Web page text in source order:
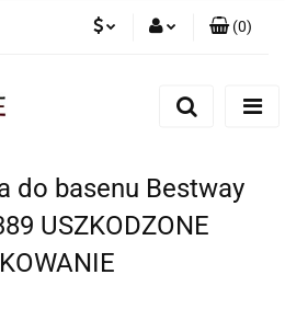
(0)
do basenu Bestway
USZKODZONE